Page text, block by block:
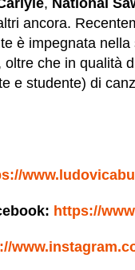
, National
ancora.
è impegnata
oltre che in qualità
e studente) di
https://